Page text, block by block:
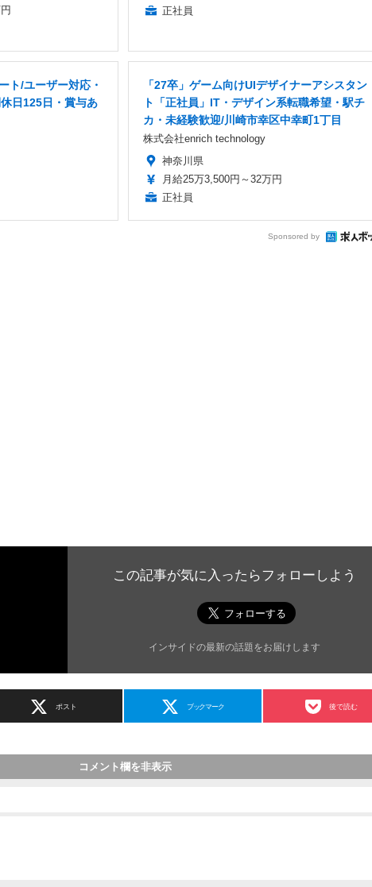
正社員
ト/ユーザー対応・
日125日・賞与あ
「27卒」ゲーム向けUIデザイナーアシスタン
ト「正社員」IT・デザイン系転職希望・駅チ
カ・未経験歓迎/川崎市幸区中幸町1丁目
株式会社enrich technology
神奈川県
月給25万3,500円～32万円
正社員
Sponsored by
この記事が気に入ったらフォローしよう
インサイドの最新の話題をお届けします
ポスト ブックマーク 後で読む
コメント欄を非表示